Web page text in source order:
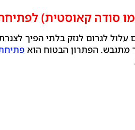
סודה קאוסטית)
לגרום לנזק בלתי הפיך
מתגבש. הפתרון הבטוח הוא